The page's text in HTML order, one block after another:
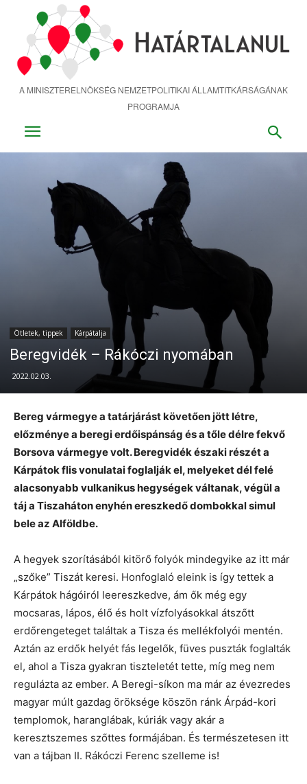
tartalomra
A MINISZTERELNÖKSÉG NEMZETPOLITIKAI ÁLLAMTITKÁRSÁGÁNAK
PROGRAMJA
Ötletek, tippek Kárpátalja
Beregvidék – Rákóczi nyomában
2022.02.03.
Bereg vármegye a tatárjárást követően jött létre,
előzménye a beregi erdőispánság és a tőle délre fekvő
Borsova vármegye volt. Beregvidék északi részét a
Kárpátok flis vonulatai foglalják el, melyeket dél felé
alacsonyabb vulkanikus hegységek váltanak, végül a
táj a Tiszaháton enyhén ereszkedő dombokkal simul
bele az Alföldbe.
A hegyek szorításából kitörő folyók mindegyike az itt már
„szőke” Tiszát keresi. Honfoglaló eleink is így tettek a
Kárpátok hágóiról leereszkedve, ám ők még egy
mocsaras, lápos, élő és holt vízfolyásokkal átszőtt
erdőrengeteget találtak a Tisza és mellékfolyói mentén.
Aztán az erdők helyét fás legelők, füves puszták foglalták
el, ahol a Tisza gyakran tiszteletét tette, míg meg nem
regulázta az ember. A Beregi-síkon ma már az évezredes
magyar múlt gazdag öröksége köszön ránk Árpád-kori
templomok, haranglábak, kúriák vagy akár a
keresztszemes szőttes formájában. És természetesen itt
van a tájban II. Rákóczi Ferenc szelleme is!